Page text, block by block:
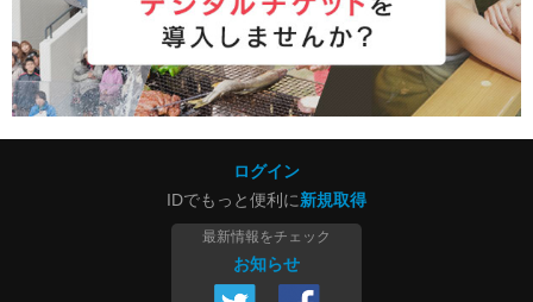
ログイン
IDでもっと便利に新規取得
最新情報をチェック
お知らせ